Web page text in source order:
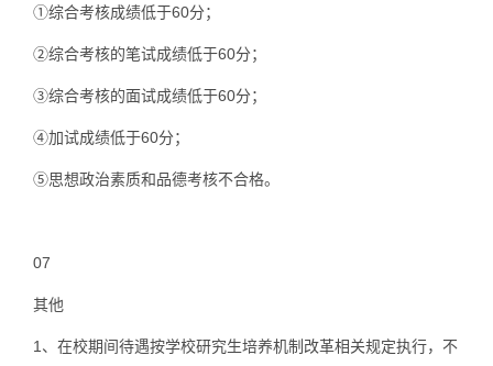
①综合考核成绩低于60分；
②综合考核的笔试成绩低于60分；
③综合考核的面试成绩低于60分；
④加试成绩低于60分；
⑤思想政治素质和品德考核不合格。
07
其他
1、 在校期间待遇按学校研究生培养机制改革相关规定执行，不